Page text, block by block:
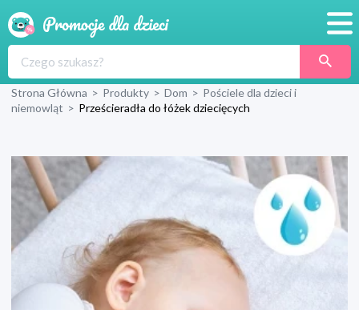
Produkty
Wyprawka
Strona Główna > Produkty > Dom > Pościele dla dzieci i
niemowląt > Prześcieradła do łóżek dziecięcych